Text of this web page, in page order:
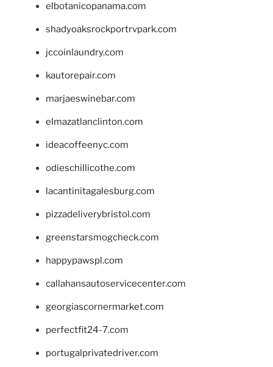
elbotanicopanama.com
shadyoaksrockportrvpark.com
jccoinlaundry.com
kautorepair.com
marjaeswinebar.com
elmazatlanclinton.com
ideacoffeenyc.com
odieschillicothe.com
lacantinitagalesburg.com
pizzadeliverybristol.com
greenstarsmogcheck.com
happypawspl.com
callahansautoservicecenter.com
georgiascornermarket.com
perfectfit24-7.com
portugalprivatedriver.com